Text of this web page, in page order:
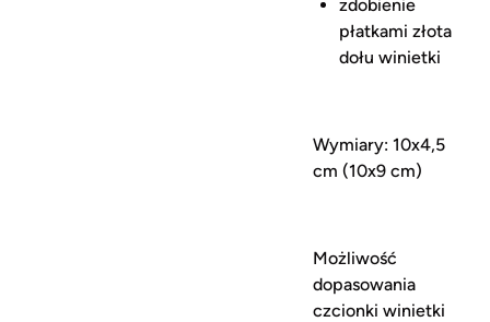
zdobienie
płatkami złota
dołu winietki
Wymiary: 10x4,5
cm (10x9 cm)
Możliwość
dopasowania
czcionki winietki